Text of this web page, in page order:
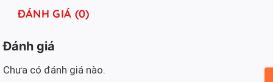
ĐÁNH GIÁ (0)
Đánh giá
Chưa có đánh giá nào.